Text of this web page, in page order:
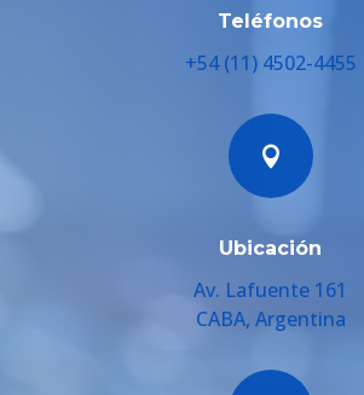
Teléfonos
+54 (11) 4502-4455

Ubicación
Av. Lafuente 161
CABA, Argentina